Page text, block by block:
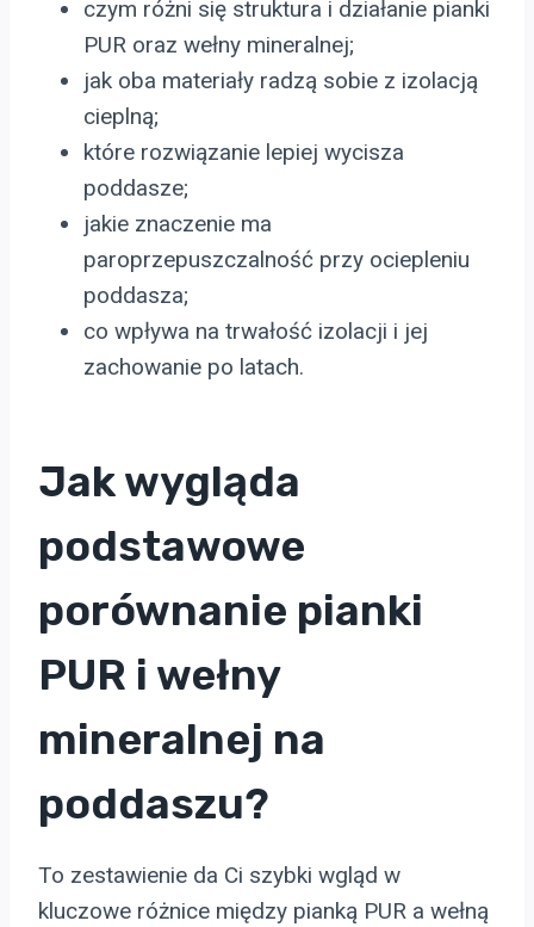
czym różni się struktura i działanie pianki
PUR oraz wełny mineralnej;
jak oba materiały radzą sobie z izolacją
cieplną;
które rozwiązanie lepiej wycisza
poddasze;
jakie znaczenie ma
paroprzepuszczalność przy ociepleniu
poddasza;
co wpływa na trwałość izolacji i jej
zachowanie po latach.
Jak wygląda
podstawowe
porównanie pianki
PUR i wełny
mineralnej na
poddaszu?
To zestawienie da Ci szybki wgląd w
kluczowe różnice między pianką PUR a wełną